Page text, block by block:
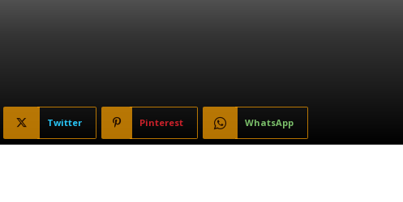
Twitter Pinterest WhatsApp